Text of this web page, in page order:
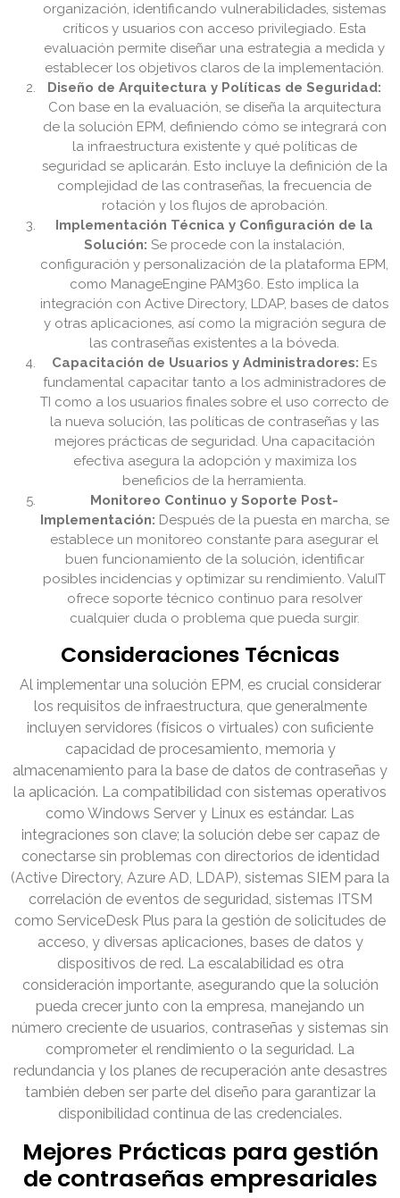
organización, identificando vulnerabilidades, sistemas
críticos y usuarios con acceso privilegiado. Esta
evaluación permite diseñar una estrategia a medida y
establecer los objetivos claros de la implementación.
Diseño de Arquitectura y Políticas de Seguridad:
Con base en la evaluación, se diseña la arquitectura
de la solución EPM, definiendo cómo se integrará con
la infraestructura existente y qué políticas de
seguridad se aplicarán. Esto incluye la definición de la
complejidad de las contraseñas, la frecuencia de
rotación y los flujos de aprobación.
Implementación Técnica y Configuración de la
Solución: Se procede con la instalación,
configuración y personalización de la plataforma EPM,
como ManageEngine PAM360. Esto implica la
integración con Active Directory, LDAP, bases de datos
y otras aplicaciones, así como la migración segura de
las contraseñas existentes a la bóveda.
Capacitación de Usuarios y Administradores: Es
fundamental capacitar tanto a los administradores de
TI como a los usuarios finales sobre el uso correcto de
la nueva solución, las políticas de contraseñas y las
mejores prácticas de seguridad. Una capacitación
efectiva asegura la adopción y maximiza los
beneficios de la herramienta.
Monitoreo Continuo y Soporte Post-
Implementación: Después de la puesta en marcha, se
establece un monitoreo constante para asegurar el
buen funcionamiento de la solución, identificar
posibles incidencias y optimizar su rendimiento. ValuIT
ofrece soporte técnico continuo para resolver
cualquier duda o problema que pueda surgir.
Consideraciones Técnicas
Al implementar una solución EPM, es crucial considerar
los requisitos de infraestructura, que generalmente
incluyen servidores (físicos o virtuales) con suficiente
capacidad de procesamiento, memoria y
almacenamiento para la base de datos de contraseñas y
la aplicación. La compatibilidad con sistemas operativos
como Windows Server y Linux es estándar. Las
integraciones son clave; la solución debe ser capaz de
conectarse sin problemas con directorios de identidad
(Active Directory, Azure AD, LDAP), sistemas SIEM para la
correlación de eventos de seguridad, sistemas ITSM
como ServiceDesk Plus para la gestión de solicitudes de
acceso, y diversas aplicaciones, bases de datos y
dispositivos de red. La escalabilidad es otra
consideración importante, asegurando que la solución
pueda crecer junto con la empresa, manejando un
número creciente de usuarios, contraseñas y sistemas sin
comprometer el rendimiento o la seguridad. La
redundancia y los planes de recuperación ante desastres
también deben ser parte del diseño para garantizar la
disponibilidad continua de las credenciales.
Mejores Prácticas para gestión
de contraseñas empresariales